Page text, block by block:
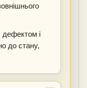
дефектом і
до стану,